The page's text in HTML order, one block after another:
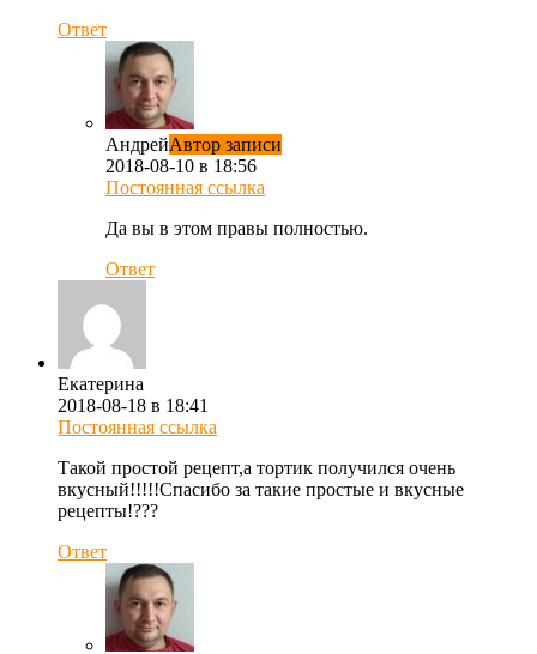
Ответ
АндрейАвтор записи
2018-08-10 в 18:56
Постоянная ссылка
Да вы в этом правы полностью.
Ответ
Екатерина
2018-08-18 в 18:41
Постоянная ссылка
Такой простой рецепт,а тортик получился очень
вкусный!!!!!Спасибо за такие простые и вкусные
рецепты!???
Ответ